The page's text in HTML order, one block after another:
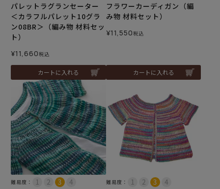
パレットラグランセーター
＜カラフルパレット10グラ
ン08BR＞（編み物 材料セッ
ト）
¥11,660税込
カートに入れる
フラワーカーディガン（編
み物 材料セット）
¥11,550税込
カートに入れる
難易度： 難易度：